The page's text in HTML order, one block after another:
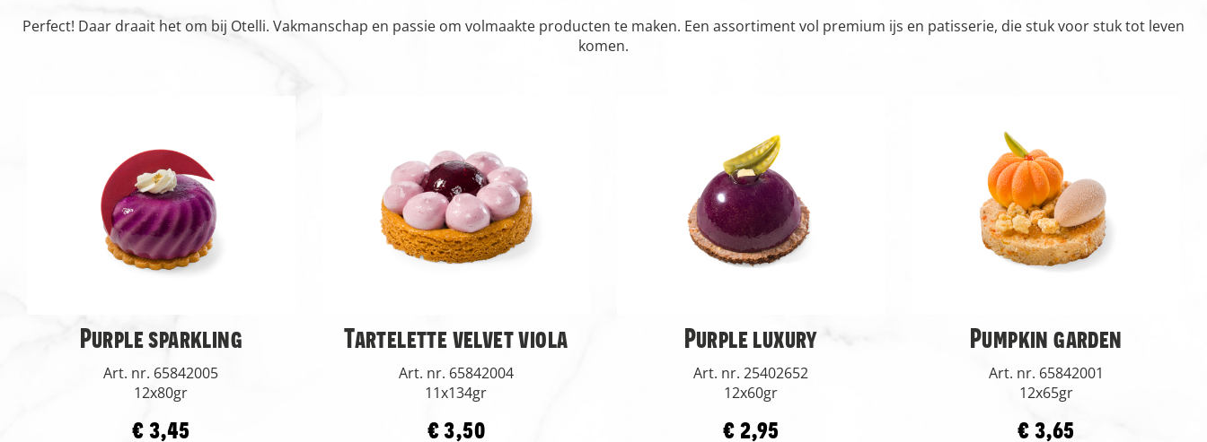
Perfect! Daar draait het om bij Otelli. Vakmanschap en passie om volmaakte producten te maken. Een assortiment vol premium ijs en patisserie, die stuk voor stuk tot leven
komen.
Purple sparkling
Art. nr. 65842005
12x80gr
€ 3,45
Tartelette velvet viola
Art. nr. 65842004
11x134gr
€ 3,50
Purple luxury
Art. nr. 25402652
12x60gr
€ 2,95
Pumpkin garden
Art. nr. 65842001
12x65gr
€ 3,65